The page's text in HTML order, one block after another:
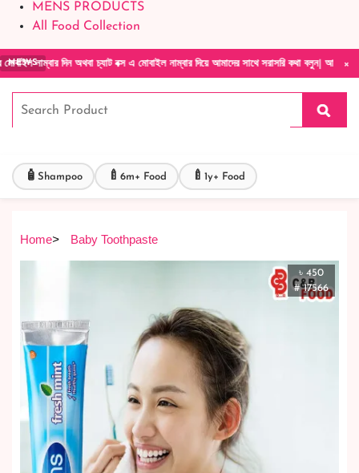
MENS PRODUCTS
All Food Collection
×
NEWSঅথবা চ্যাট বক্স এ মোবাইল নাম্বার দিয়ে আমাদের সাথে সরাসরি কথা বলুন| আমাদের যেকোনো
🧴 Shampoo 🍼 6m+ Food 🍼 1y+ Food
Home> Baby Toothpaste
৳ 450
# 17566